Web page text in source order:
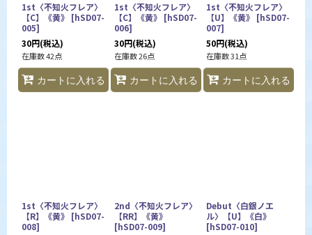
1st〈不知火フレア〉
【C】《黄》 [hSD07-
005]
30円(税込)
在庫数 42点
カートに入れる
1st〈不知火フレア〉
【C】《黄》 [hSD07-
006]
30円(税込)
在庫数 26点
カートに入れる
1st〈不知火フレア〉
【U】《黄》 [hSD07-
007]
50円(税込)
在庫数 31点
カートに入れる
1st〈不知火フレア〉
【R】《黄》 [hSD07-
008]
2nd〈不知火フレア〉
【RR】《黄》
[hSD07-009]
Debut〈白銀ノエ
ル〉【U】《白》
[hSD07-010]